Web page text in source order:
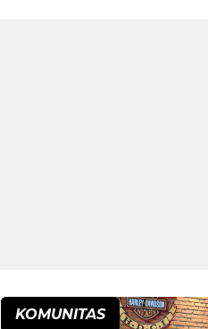
KOMUNITAS